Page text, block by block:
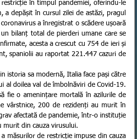
a depășit în cursul zilei de astăzi, pragul
a înregistrat o scădere ușoară
bilanț total de pierderi umane care se
acesta a crescut cu 754 de ieri și
spaniolii au raportat 221.447 cazuri de
al doilea val de îmbolnăviri de Covid-19.
fie o amenințare mortală în azilurile de
vârstnice, 200 de rezidenți au murit în
afectată de pandemie, într-o instituție
murit din cauza virusului.